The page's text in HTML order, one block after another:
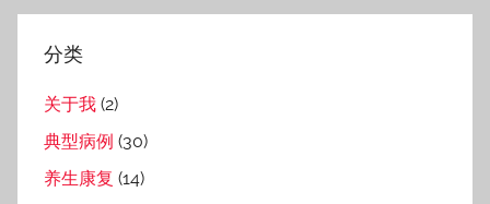
分类
关于我 (2)
典型病例 (30)
养生康复 (14)